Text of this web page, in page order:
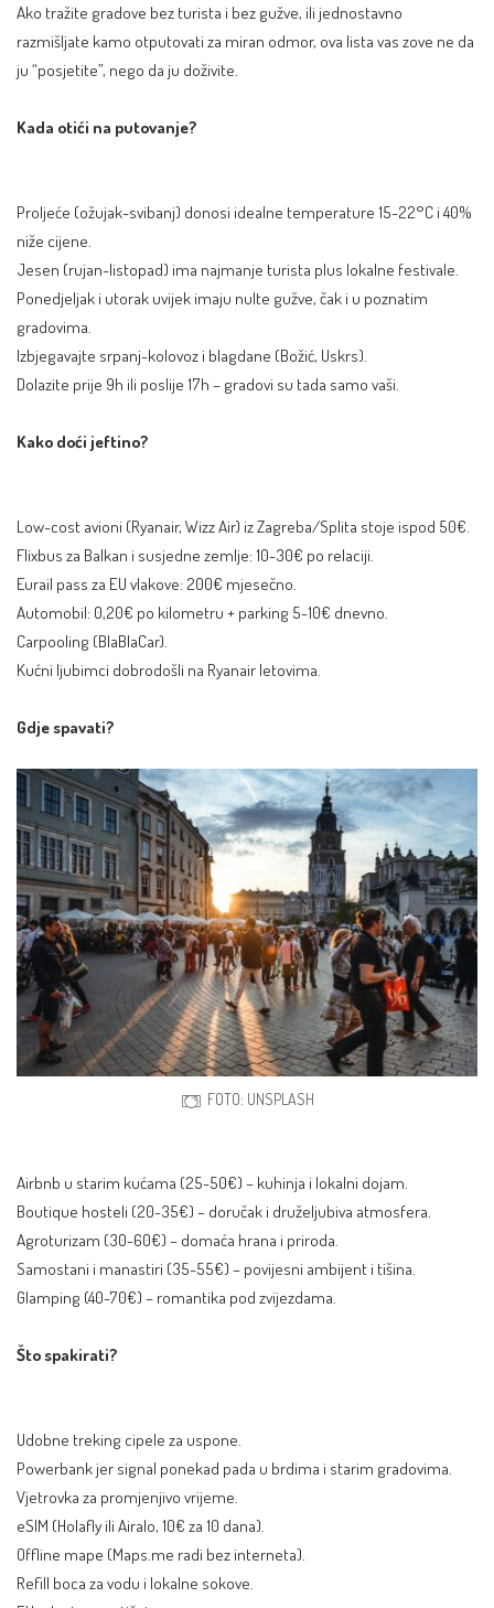
Ako tražite gradove bez turista i bez gužve, ili jednostavno
razmišljate kamo otputovati za miran odmor, ova lista vas zove ne da
ju “posjetite”, nego da ju doživite.
Kada otići na putovanje?
Proljeće (ožujak-svibanj) donosi idealne temperature 15-22°C i 40%
niže cijene.
Jesen (rujan-listopad) ima najmanje turista plus lokalne festivale.
Ponedjeljak i utorak uvijek imaju nulte gužve, čak i u poznatim
gradovima.
Izbjegavajte srpanj-kolovoz i blagdane (Božić, Uskrs).
Dolazite prije 9h ili poslije 17h – gradovi su tada samo vaši.
Kako doći jeftino?
Low-cost avioni (Ryanair, Wizz Air) iz Zagreba/Splita stoje ispod 50€.
Flixbus za Balkan i susjedne zemlje: 10-30€ po relaciji.
Eurail pass za EU vlakove: 200€ mjesečno.
Automobil: 0,20€ po kilometru + parking 5-10€ dnevno.
Carpooling (BlaBlaCar).
Kućni ljubimci dobrodošli na Ryanair letovima.
Gdje spavati?
FOTO: UNSPLASH
Airbnb u starim kućama (25-50€) – kuhinja i lokalni dojam.
Boutique hosteli (20-35€) – doručak i druželjubiva atmosfera.
Agroturizam (30-60€) – domaća hrana i priroda.
Samostani i manastiri (35-55€) – povijesni ambijent i tišina.
Glamping (40-70€) – romantika pod zvijezdama.
Što spakirati?
Udobne treking cipele za uspone.
Powerbank jer signal ponekad pada u brdima i starim gradovima.
Vjetrovka za promjenjivo vrijeme.
eSIM (Holafly ili Airalo, 10€ za 10 dana).
Offline mape (Maps.me radi bez interneta).
Refill boca za vodu i lokalne sokove.